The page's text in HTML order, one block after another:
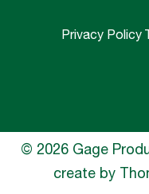
Privacy Policy
© 2026 Gage
create by